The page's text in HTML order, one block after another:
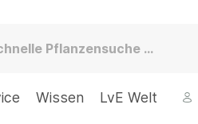
Wissen LvE Welt